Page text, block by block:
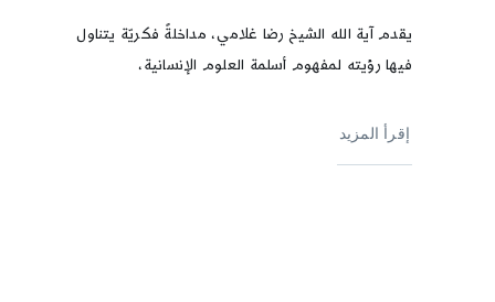
يقدم آية الله الشيخ رضا غلامي، مداخلةً فكريّة يتناول
فيها رؤيته لمفهوم أسلمة العلوم الإنسانية،
إقرأ المزيد